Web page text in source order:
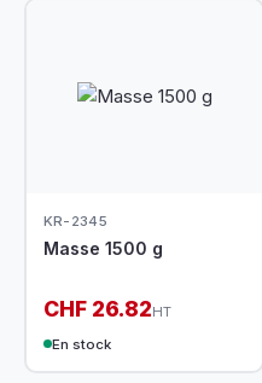
KR-2345
Masse 1500 g
CHF 26.82HT
En stock